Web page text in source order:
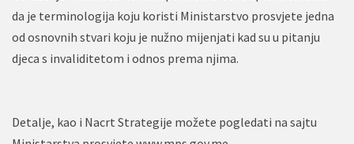
da je terminologija koju koristi Ministarstvo prosvjete jedna
od osnovnih stvari koju je nužno mijenjati kad su u pitanju
djeca s invaliditetom i odnos prema njima.
Detalje, kao i Nacrt Strategije možete pogledati na sajtu